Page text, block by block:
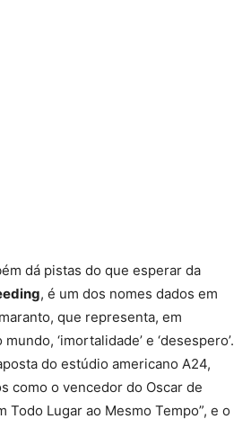
dá pistas do que esperar da
, é um dos nomes dados em
que representa, em
‘imortalidade’ e ‘desespero’.
do estúdio americano A24,
como o vencedor do Oscar de
Todo Lugar ao Mesmo Tempo”, e o